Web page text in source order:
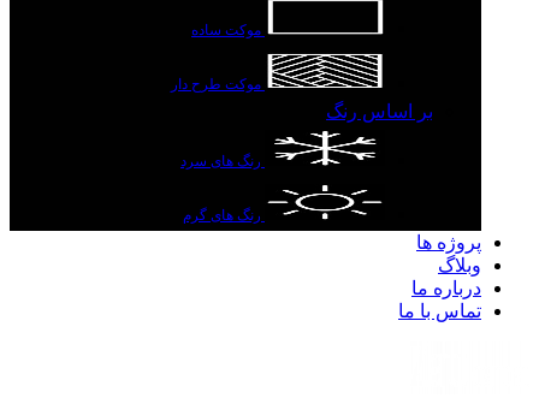
موکت ساده
موکت طرح دار
بر اساس رنگ
رنگ های سرد
رنگ های گرم
پروژه ها
وبلاگ
درباره ما
تماس با ما